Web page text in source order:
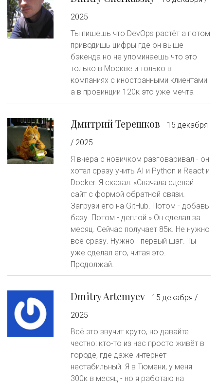
2025
Ты пишешь что DevOps растёт а потом
приводишь цифры где он выше
бэкенда но не упоминаешь что это
только в Москве и только в
компаниях с иностранными клиентами
а в провинции 120к это уже мечта
Дмитрий Терешков
15 декабря
/ 2025
Я вчера с новичком разговаривал - он
хотел сразу учить AI и Python и React и
Docker. Я сказал: «Сначала сделай
сайт с формой обратной связи.
Загрузи его на GitHub. Потом - добавь
базу. Потом - деплой.» Он сделал за
месяц. Сейчас получает 85к. Не нужно
всё сразу. Нужно - первый шаг. Ты
уже сделал его, читая это.
Продолжай.
Dmitry Artemyev
15 декабря /
2025
Всё это звучит круто, но давайте
честно: кто-то из нас просто живёт в
городе, где даже интернет
нестабильный. Я в Тюмени, у меня
300к в месяц - но я работаю на